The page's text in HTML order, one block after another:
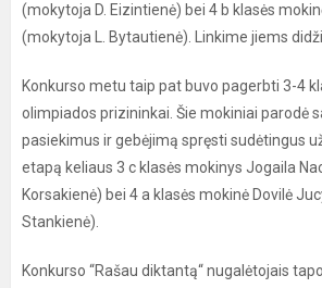
(mokytoja D. Eizintienė) bei 4 b klasės
(mokytoja L. Bytautienė). Linkime jiems
Konkurso metu taip pat buvo pagerbti 3-4
olimpiados prizininkai. Šie mokiniai parodė
pasiekimus ir gebėjimą spręsti sudėtingus
etapą keliaus 3 c klasės mokinys Jogaila
Korsakienė) bei 4 a klasės mokinė Dovilė
Stankienė).
Konkurso “Rašau diktantą“ nugalėtojais